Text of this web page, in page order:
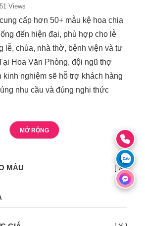
Views
cung cấp hơn 50+ mẫu kệ hoa chia
đến hiện đại, phù hợp cho lễ
lễ, chùa, nhà thờ, bệnh viện và tư
Hoa Văn Phòng, đội ngũ thợ
kinh nghiệm sẽ hỗ trợ khách hàng
nhu cầu và đúng nghi thức
MỞ RỘNG
MÀU [ X ]